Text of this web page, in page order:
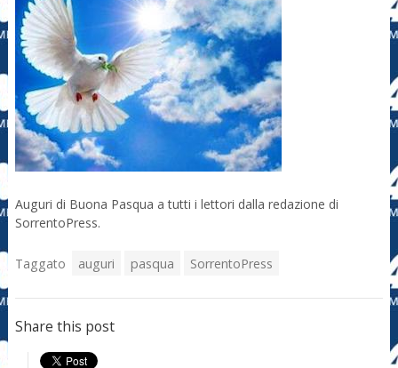
Auguri di Buona Pasqua a tutti i lettori dalla redazione di
SorrentoPress.
Taggato auguri pasqua SorrentoPress
Share this post